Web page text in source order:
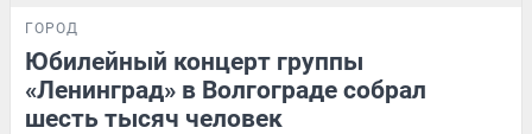
ГОРОД
Юбилейный концерт группы
«Ленинград» в Волгограде собрал
шесть тысяч человек